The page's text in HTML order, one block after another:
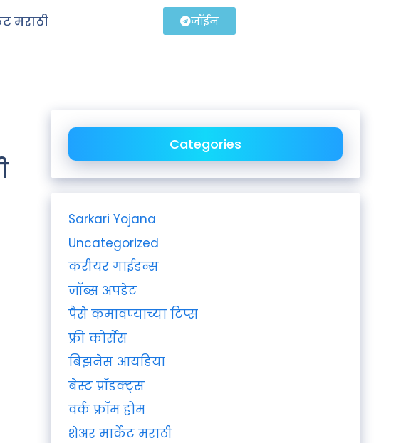
मराठी
जॉईन
Categories
Sarkari Yojana
Uncategorized
करीयर गाईडन्स
जॉब्स अपडेट
पैसे कमावण्याच्या टिप्स
फ्री कोर्सेस
बिझनेस आयडिया
बेस्ट प्रॉडक्ट्स
वर्क फ्रॉम होम
शेअर मार्केट मराठी